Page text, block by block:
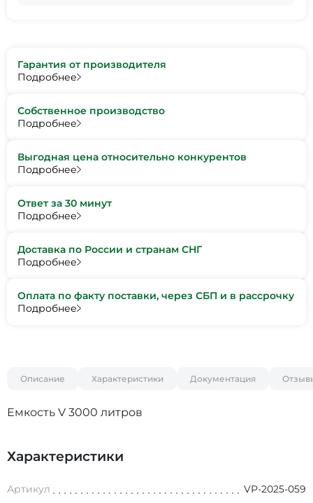
Гарантия от производителя
Подробнее
Собственное производство
Подробнее
Выгодная цена относительно конкурентов
Подробнее
Ответ за 30 минут
Подробнее
Доставка по России и странам СНГ
Подробнее
Оплата по факту поставки, через СБП и в рассрочку
Подробнее
Описание Характеристики Документация
Емкость V 3000 литров
Характеристики
Артикул
VP-2025-059